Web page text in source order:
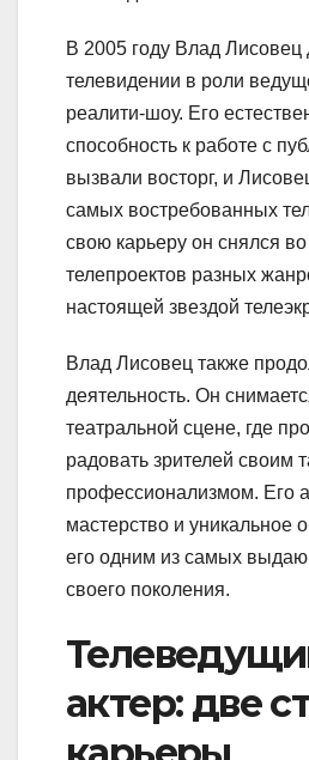
В 2005 году Влад
телевидении в роли
реалити-шоу. Его
способность к работе с
вызвали восторг, и
самых востребованных
свою карьеру он снялся
телепроектов разных
настоящей звездой
Влад Лисовец также
деятельность. Он
театральной сцене, где
радовать зрителей своим
профессионализмом. Его
мастерство и уникальное
его одним из самых
своего поколения.
актер: две